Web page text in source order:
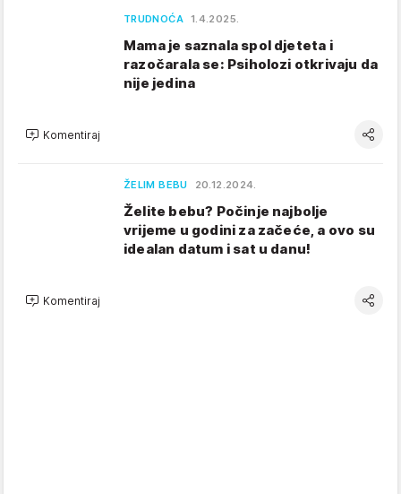
TRUDNOĆA 1.4.2025.
Mama je saznala spol djeteta i
razočarala se: Psiholozi otkrivaju da
nije jedina
Komentiraj
ŽELIM BEBU 20.12.2024.
Želite bebu? Počinje najbolje
vrijeme u godini za začeće, a ovo su
idealan datum i sat u danu!
Komentiraj